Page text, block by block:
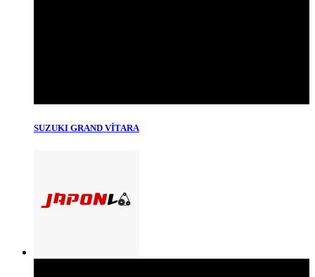
SUZUKI GRAND VİTARA